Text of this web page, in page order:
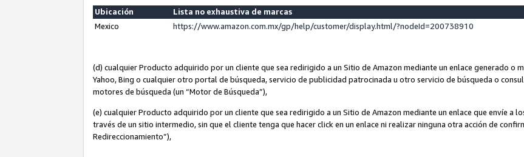
Ubicación
Lista no exhaustiva de marcas
Mexico
https://www.amazon.com.mx/gp/help/customer/display.html/?nodeId=200738910
(d) cualquier Producto adquirido por un cliente que sea redirigido a un Sitio de Amazon mediante un enlace generado o
Yahoo, Bing o cualquier otro portal de búsqueda, servicio de publicidad patrocinada u otro servicio de búsqueda o
motores de búsqueda (un “Motor de Búsqueda”),
(e) cualquier Producto adquirido por un cliente que sea redirigido a un Sitio de Amazon mediante un enlace que envíe a
través de un sitio intermedio, sin que el cliente tenga que hacer click en un enlace ni realizar ninguna otra acción de
Redireccionamiento”),